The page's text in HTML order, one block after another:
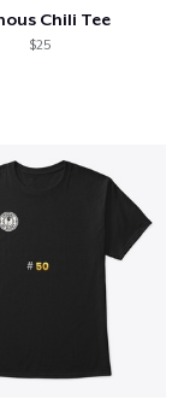
Chili Tee
$25